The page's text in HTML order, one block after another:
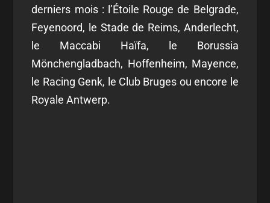
derniers mois : l’Étoile Rouge de Belgrade,
Feyenoord, le Stade de Reims, Anderlecht,
le Maccabi Haïfa, le Borussia
Mönchengladbach, Hoffenheim, Mayence,
le Racing Genk, le Club Bruges ou encore le
Royale Antwerp.